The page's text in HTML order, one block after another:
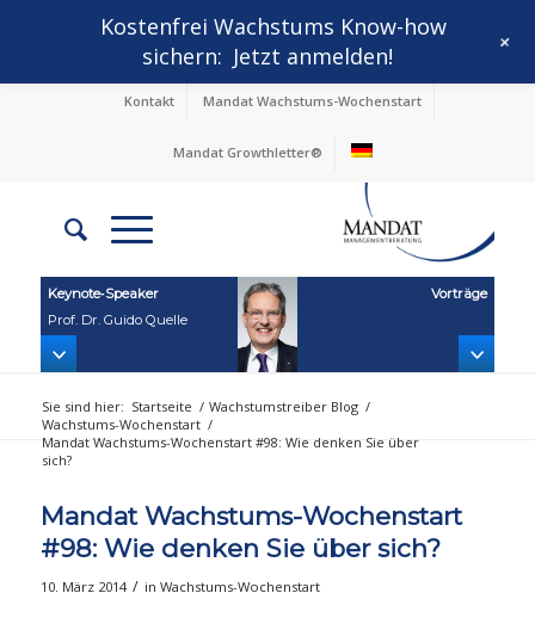
Kontakt Mandat Wachstums-Wochenstart
Mandat Growthletter®
Keynote‑Speaker
Prof. Dr. Guido Quelle
Vorträge
Sie sind hier: Startseite / Wachstumstreiber Blog /
Wachstums-Wochenstart /
Mandat Wachstums-Wochenstart #98: Wie denken Sie über
sich?
Mandat Wachstums-Wochenstart
#98: Wie denken Sie über sich?
10. März 2014 / in Wachstums-Wochenstart
Kostenfrei Wachstums Know-how
sichern: Jetzt anmelden! +